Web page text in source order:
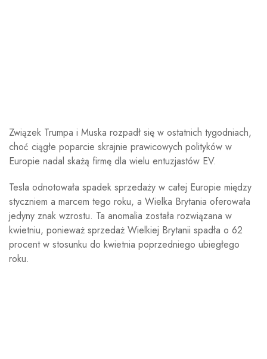
Związek Trumpa i Muska rozpadł się w ostatnich tygodniach,
choć ciągłe poparcie skrajnie prawicowych polityków w
Europie nadal skażą firmę dla wielu entuzjastów EV.
Tesla odnotowała spadek sprzedaży w całej Europie między
styczniem a marcem tego roku, a Wielka Brytania oferowała
jedyny znak wzrostu. Ta anomalia została rozwiązana w
kwietniu, ponieważ sprzedaż Wielkiej Brytanii spadła o 62
procent w stosunku do kwietnia poprzedniego ubiegłego
roku.